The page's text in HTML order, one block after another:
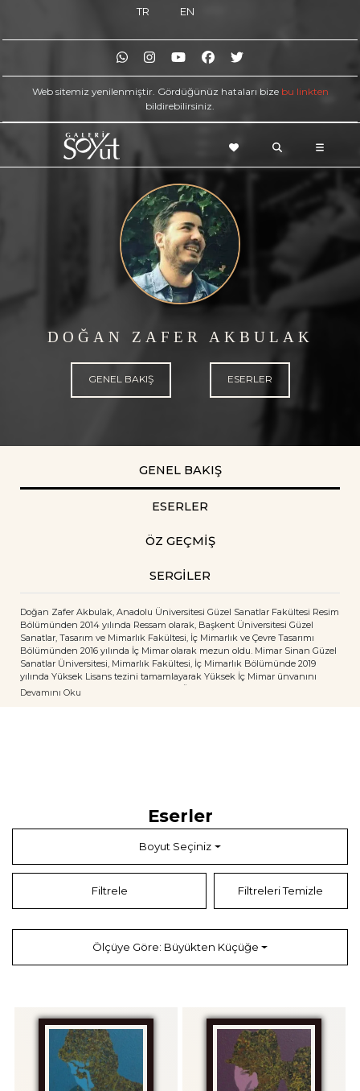
TR EN
Web sitemiz yenilenmiştir. Gördüğünüz hataları bize bu linkten
bildirebilirsiniz.
DOĞAN ZAFER AKBULAK
GENEL BAKIŞ ESERLER
GENEL BAKIŞ
ESERLER
ÖZ GEÇMİŞ
SERGİLER
Doğan Zafer Akbulak, Anadolu Üniversitesi Güzel Sanatlar Fakültesi Resim
Bölümünden 2014 yılında Ressam olarak, Başkent Üniversitesi Güzel
Sanatlar, Tasarım ve Mimarlık Fakültesi, İç Mimarlık ve Çevre Tasarımı
Bölümünden 2016 yılında İç Mimar olarak mezun oldu. Mimar Sinan Güzel
Sanatlar Üniversitesi, Mimarlık Fakültesi, İç Mimarlık Bölümünde 2019
yılında Yüksek Lisans tezini tamamlayarak Yüksek İç Mimar ünvanını
aldı.2020 yılından bu yana Hacettepe Üniversitesi Güzel Sanatlar
Devamını Oku
Eserler
Boyut Seçiniz
Filtrele Filtreleri Temizle
Ölçüye Göre: Büyükten Küçüğe